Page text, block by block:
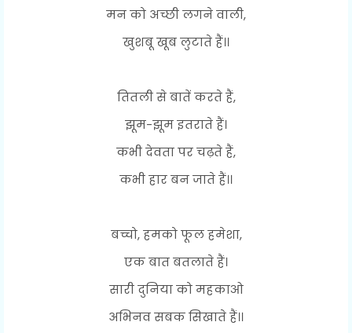
मन को अच्छी लगने वाली,
खुशबू खूब लुटाते हैं।।
तितली से बातें करते हैं,
झूम-झूम इतराते हैं।
कभी देवता पर चढ़ते हैं,
कभी हार बन जाते हैं।।
बच्चो, हमको फूल हमेशा,
एक बात बतलाते हैं।
सारी दुनिया को महकाओ
अभिनव सबक सिखाते हैं।।